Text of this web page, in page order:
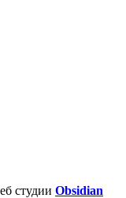
студии Obsidian